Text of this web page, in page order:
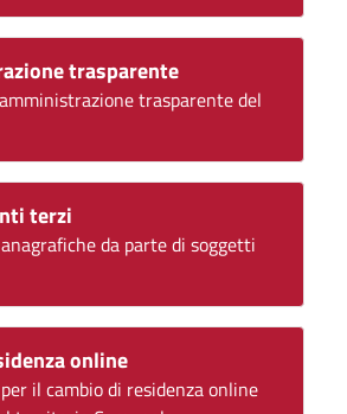
trasparente
trasparente del
terzi
da parte di soggetti
online
il cambio di residenza online